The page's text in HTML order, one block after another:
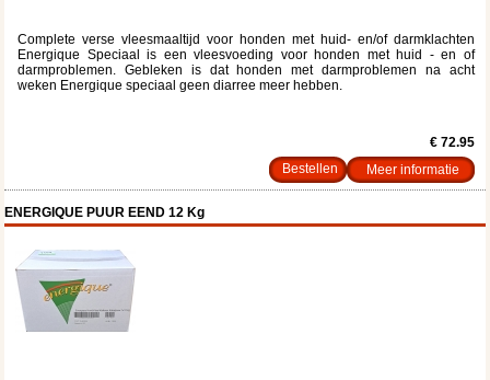
Complete verse vleesmaaltijd voor honden met huid- en/of darmklachten
Energique Speciaal is een vleesvoeding voor honden met huid - en of
darmproblemen. Gebleken is dat honden met darmproblemen na acht
weken Energique speciaal geen diarree meer hebben.
€ 72.95
Meer informatie
ENERGIQUE PUUR EEND 12 Kg